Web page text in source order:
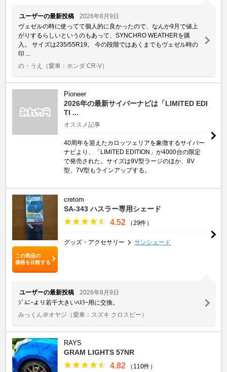
ユーザーの最新投稿
2026年8月9日
ヴェゼルの時に使ってて個人的に良かったので、なんか9月で値上
がりするらしいというのもあって、SYNCHRO WEATHERを購
入。 サイズは235/55R19。 今の段階ではあくまでもヴェゼル時の
印 ...
の・うえ
（愛車：ホンダ CR-V）
Pioneer
2026年の最新サイバーナビは「LIMITED EDI
TI ...
オススメ記事
40周年を迎えたカロッツェリアを象徴するサイバー
ナビより、「LIMITED EDITION」が4000台の限定
で発売された。サイズは9V型ラージのほか、8V
型、7V型もラインアップする。
この商品の
価格を比較する
cretom
SA-343 ハスラー専用シェード
4.52 （29件）
グッズ・アクセサリー サンシェード
ユーザーの最新投稿
2026年8月9日
ｼﾞﾑﾆｰより若干大きいﾊｽﾗｰ用に交換。
みっくん＠オヤジ （愛車：スズキ クロスビー）
RAYS
GRAM LIGHTS 57NR
4.82
（110件）